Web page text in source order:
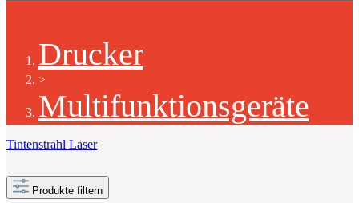
Drucker
>
Multifunktionsgeräte
Tintenstrahl Laser
Produkte filtern